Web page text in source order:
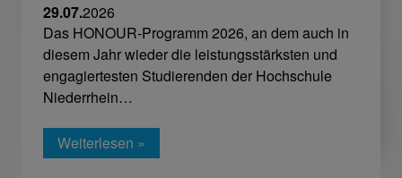
29.07.2026
Das HONOUR-Programm 2026, an dem auch in
diesem Jahr wieder die leistungsstärksten und
engagiertesten Studierenden der Hochschule
Niederrhein…
Weiterlesen »